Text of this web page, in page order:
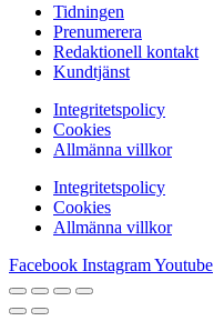
Tidningen
Prenumerera
Redaktionell kontakt
Kundtjänst
Integritetspolicy
Cookies
Allmänna villkor
Integritetspolicy
Cookies
Allmänna villkor
Facebook InstagramYoutube